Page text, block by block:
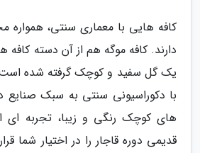
کافه هایی با معماری سنتی،
دارند. کافه موگه هم از آن دسته کافه
یک گل سفید و کوچک گرفته شده
با دکوراسیونی سنتی به سبک
های کوچک رنگی و زیبا، تجربه ای
قدیمی دوره قاجار را در اختیار شما